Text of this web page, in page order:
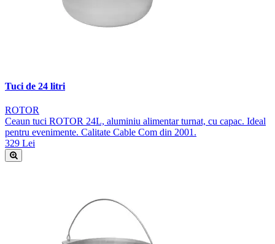
Tuci de 24 litri
ROTOR
Ceaun tuci ROTOR 24L, aluminiu alimentar turnat, cu capac. Ideal
pentru evenimente. Calitate Cable Com din 2001.
329 Lei